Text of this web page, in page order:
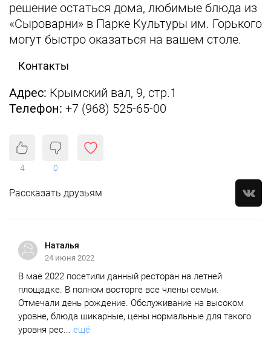
решение остаться дома, любимые блюда из
«Сыроварни» в Парке Культуры им. Горького
могут быстро оказаться на вашем столе.
Контакты
Адрес: Крымский вал, 9, стр.1
Телефон: +7 (968) 525-65-00
4 0
Рассказать друзьям
Наталья
24 июня 2022
В мае 2022 посетили данный ресторан на летней
площадке. В полном восторге все члены семьи.
Отмечали день рождение. Обслуживание на высоком
уровне, блюда шикарные, цены нормальные для такого
уровня рес... ещё